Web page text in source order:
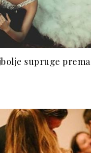
supruge prema